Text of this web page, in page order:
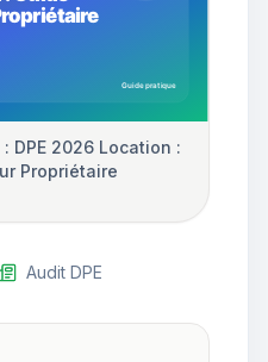
DPE 2026 Location :
Propriétaire
Audit DPE